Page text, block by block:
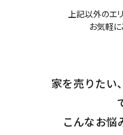
上記以外のエ
お気軽に
家を売りたい
こんなお悩